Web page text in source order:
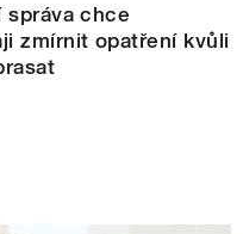
správa chce
zmírnit opatření kvůli